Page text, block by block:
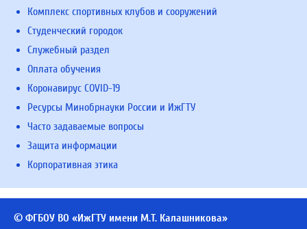
Комплекс спортивных клубов и сооружений
Студенческий городок
Служебный раздел
Оплата обучения
Коронавирус COVID-19
Ресурсы Минобрнауки России и ИжГТУ
Часто задаваемые вопросы
Защита информации
Корпоративная этика
© ФГБОУ ВО «ИжГТУ имени М.Т. Калашникова»